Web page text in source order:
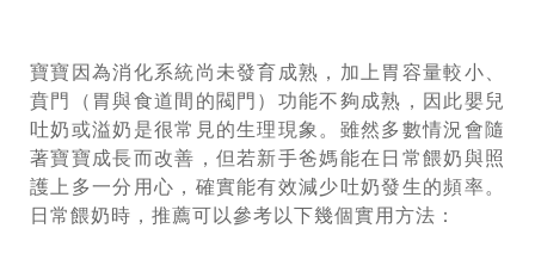
寶寶因為消化系統尚未發育成熟，加上胃容量較小、
賁門（胃與食道間的閥門）功能不夠成熟，因此嬰兒
吐奶或溢奶是很常見的生理現象。雖然多數情況會隨
著寶寶成長而改善，但若新手爸媽能在日常餵奶與照
護上多一分用心，確實能有效減少吐奶發生的頻率。
日常餵奶時，推薦可以參考以下幾個實用方法：